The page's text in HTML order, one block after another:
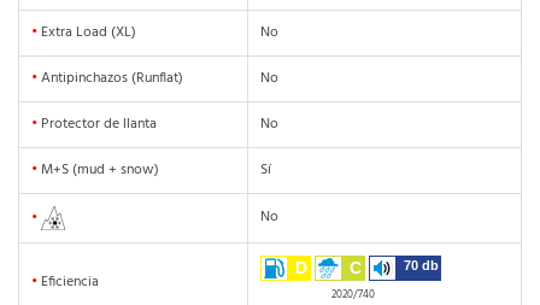
• Extra Load (XL)
No
•Antipinchazos (Runflat)
No
• Protector de llanta
No
• M+S (mud + snow) Sí
• No
• Eficiencia
D C 70 db
2020/740